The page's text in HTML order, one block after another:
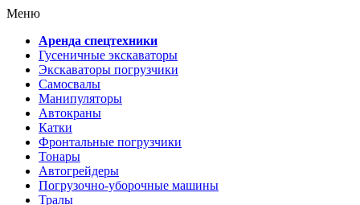
Меню
Аренда спецтехники
Гусеничные экскаваторы
Экскаваторы погрузчики
Самосвалы
Манипуляторы
Автокраны
Катки
Фронтальные погрузчики
Тонары
Автогрейдеры
Погрузочно-уборочные машины
Тралы